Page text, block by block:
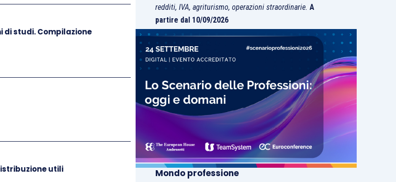
di studi. Compilazione
utili
redditi, IVA, agriturismo, operazioni straordinarie.A
partire dal 10/09/2026
Mondo professione